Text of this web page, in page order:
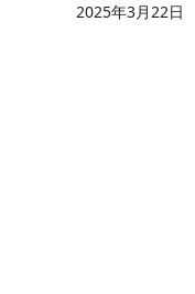
2025年3月22日